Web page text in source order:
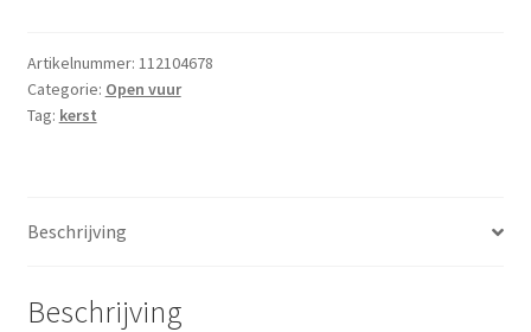
Artikelnummer: 112104678
Categorie: Open vuur
Tag: kerst
Beschrijving
Beschrijving